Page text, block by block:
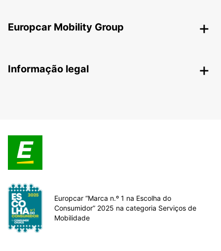
Europcar Mobility Group
Informação legal
Europcar “Marca n.º 1 na Escolha do
Consumidor” 2025 na categoria Serviços de
Mobilidade